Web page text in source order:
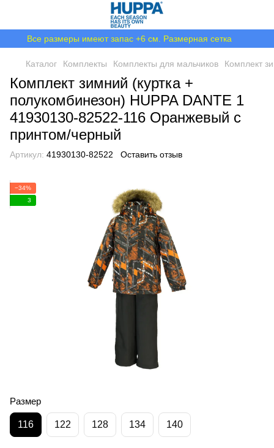
Все размеры имеют запас +6 см. Размерная сетка
Каталог Комплекты Комплекты для мальчиков Комплект
Комплект зимний (куртка +
полукомбинезон) HUPPA DANTE 1
41930130-82522-116 Оранжевый с
принтом/черный
Артикул: 41930130-82522 Оставить отзыв
−34%
3
Размер
116 122 128 134 140